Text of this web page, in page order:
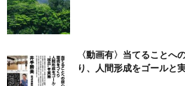
〈動画有〉当てることへ
り、人間形成をゴールと